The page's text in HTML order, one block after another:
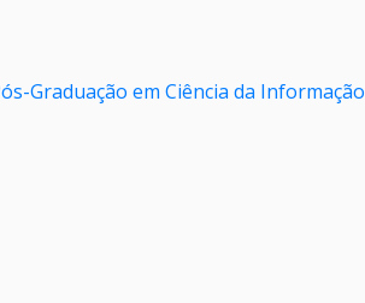
Graduação em Ciência da Informação